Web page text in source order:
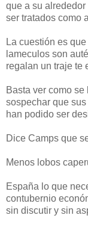
que a su
ser tratados como
La cuestión es
lameculos son
regalan un traje te
Basta ver como
sospechar que
han podido ser
Dice Camps que
Menos lobos
España lo que
contubernio
sin discutir y sin